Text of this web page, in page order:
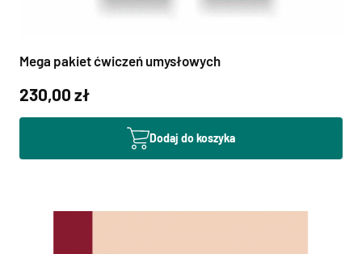
Mega pakiet ćwiczeń umysłowych
230,00 zł
Dodaj do koszyka